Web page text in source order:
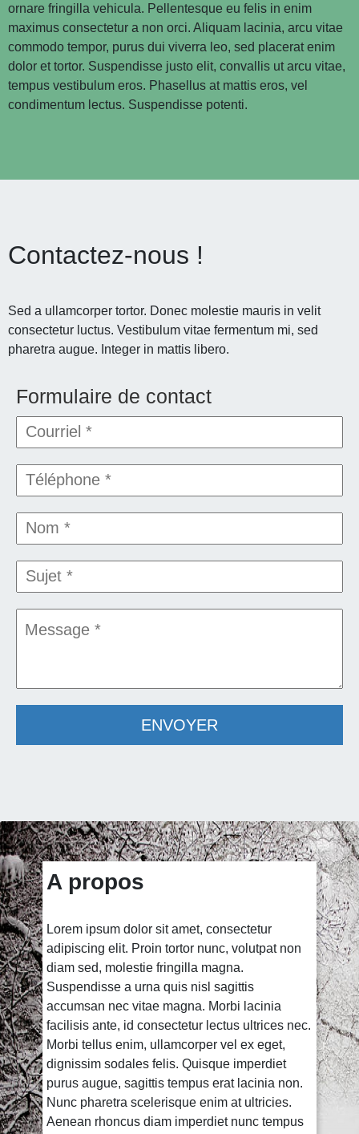
ornare fringilla vehicula. Pellentesque eu felis in enim
maximus consectetur a non orci. Aliquam lacinia, arcu vitae
commodo tempor, purus dui viverra leo, sed placerat enim
dolor et tortor. Suspendisse justo elit, convallis ut arcu vitae,
tempus vestibulum eros. Phasellus at mattis eros, vel
condimentum lectus. Suspendisse potenti.
Contactez-nous !
Sed a ullamcorper tortor. Donec molestie mauris in velit
consectetur luctus. Vestibulum vitae fermentum mi, sed
pharetra augue. Integer in mattis libero.
Formulaire de contact
ENVOYER
A propos
Lorem ipsum dolor sit amet, consectetur
adipiscing elit. Proin tortor nunc, volutpat non
diam sed, molestie fringilla magna.
Suspendisse a urna quis nisl sagittis
accumsan nec vitae magna. Morbi lacinia
facilisis ante, id consectetur lectus ultrices nec.
Morbi tellus enim, ullamcorper vel ex eget,
dignissim sodales felis. Quisque imperdiet
purus augue, sagittis tempus erat lacinia non.
Nunc pharetra scelerisque enim at ultricies.
Aenean rhoncus diam imperdiet nunc tempus